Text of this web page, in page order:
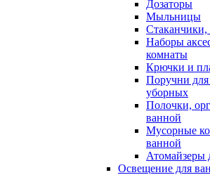
Дозаторы
Мыльницы
Наборы
комнаты
Крючки и
Поручни
уборных
Полочки,
ванной
Мусорные
ванной
Атомайзеры
Освещение для